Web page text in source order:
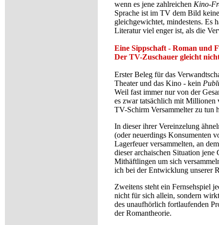
wenn es jene zahlreichen Kino-
Sprache ist im TV dem Bild
gleichgewichtet, mindestens. Es
Literatur viel enger ist, als die
Eine Sippschaft - Roman und
Der TV-Zuschauer gleicht
Erster Beleg für das
Theater und das Kino - kein
Weil fast immer nur von der
es zwar tatsächlich mit Millionen
TV-Schirm Versammelter zu tun
In dieser ihrer Vereinzelung
(oder neuerdings Konsumenten
Lagerfeuer versammelten, an
dieser archaischen Situation
Mithäftlingen um sich
ich bei der Entwicklung unserer
Zweitens steht ein Fernsehspiel
nicht für sich allein, sondern
des unaufhörlich fortlaufenden
der Romantheorie.